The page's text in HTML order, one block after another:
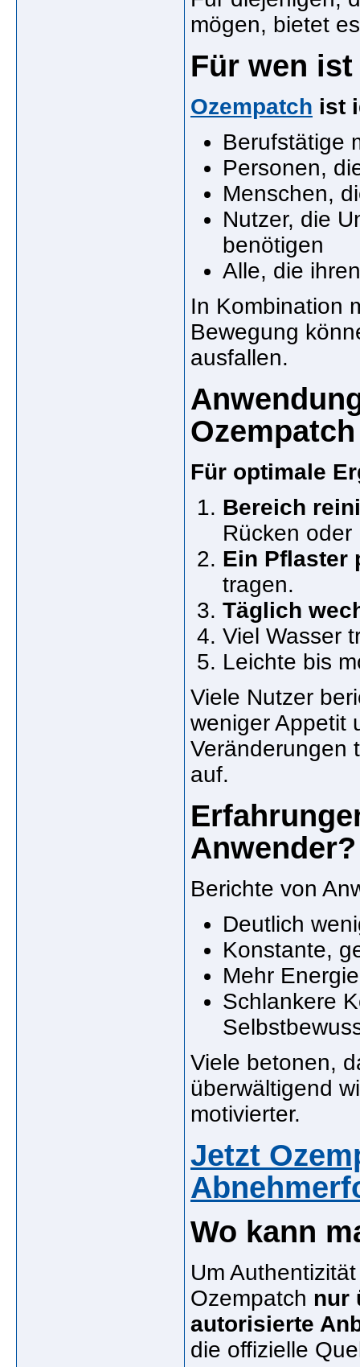
mögen, bietet
Für wen
Ozempatch ist
Berufstätige
Personen,
Menschen,
Nutzer, die
benötigen
Alle, die
In Kombination
Bewegung
ausfallen.
Für optimale
Bereich
Rücken oder
Ein Pflaster
tragen.
Täglich
Viel Wasser
Leichte bis
Viele Nutzer
weniger Appetit
Veränderungen
auf.
Anwender?
Berichte von
Deutlich
Konstante,
Mehr
Schlankere
Viele betonen,
überwältigend
motivierter.
Jetzt
Wo kann
Um
Ozempatch nur
autorisierte
die offizielle